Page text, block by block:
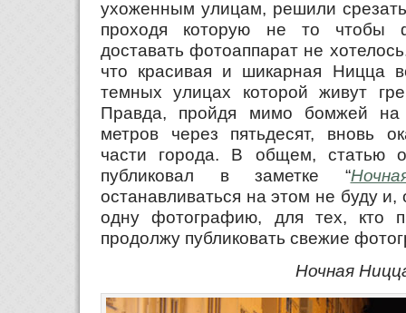
ухоженным улицам, решили
проходя которую не то чтобы
доставать фотоаппарат не
что красивая и шикарная Ницца
темных улицах которой живут
Правда, пройдя мимо бомжей на
метров через пятьдесят, вновь
части города. В общем, статью
публиковал в заметке “
останавливаться на этом не буду и,
одну фотографию, для тех, кто
продолжу публиковать свежие
Ночная